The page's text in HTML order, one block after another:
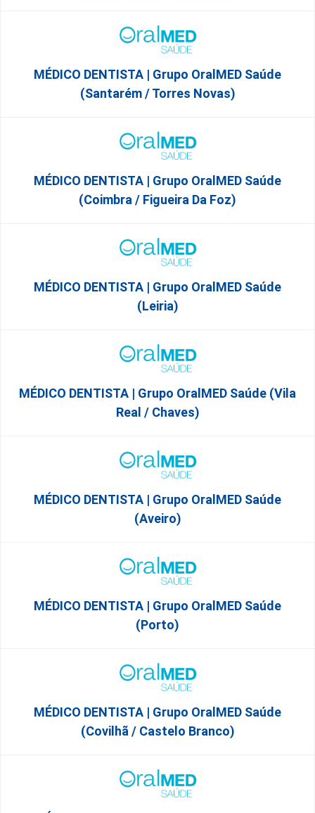
MÉDICO DENTISTA | Grupo OralMED Saúde
(Santarém / Torres Novas)
MÉDICO DENTISTA | Grupo OralMED Saúde
(Coimbra / Figueira Da Foz)
MÉDICO DENTISTA | Grupo OralMED Saúde
(Leiria)
MÉDICO DENTISTA | Grupo OralMED Saúde (Vila
Real / Chaves)
MÉDICO DENTISTA | Grupo OralMED Saúde
(Aveiro)
MÉDICO DENTISTA | Grupo OralMED Saúde
(Porto)
MÉDICO DENTISTA | Grupo OralMED Saúde
(Covilhã / Castelo Branco)